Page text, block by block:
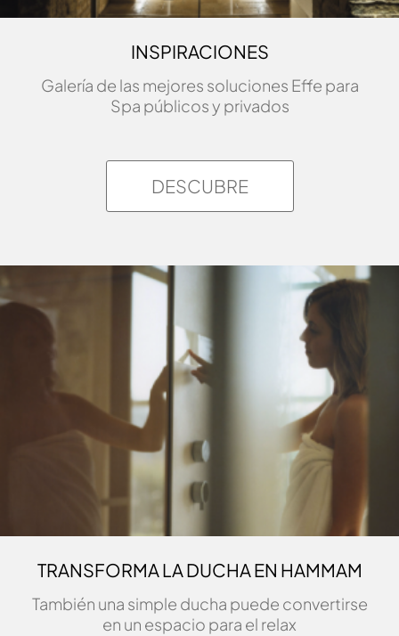
INSPIRACIONES
Galería de las mejores soluciones Effe para
Spa públicos y privados
DESCUBRE
TRANSFORMA LA DUCHA EN HAMMAM
También una simple ducha puede convertirse
en un espacio para el relax